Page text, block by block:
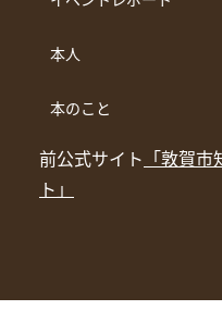
本人
本のこと
前公式サイト 「敦賀
ト」